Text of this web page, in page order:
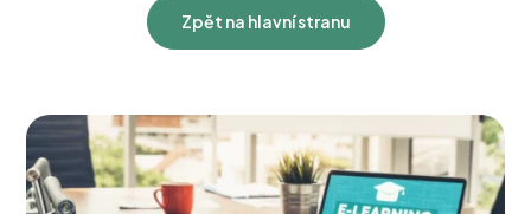
Zpět na hlavní stranu